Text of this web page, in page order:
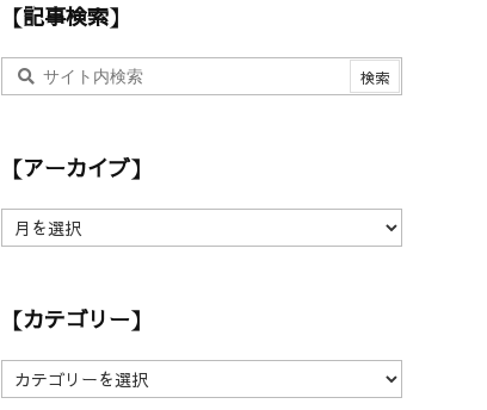
【記事検索】
【アーカイブ】
ア
イ
】
【カテゴリー】
【
カ